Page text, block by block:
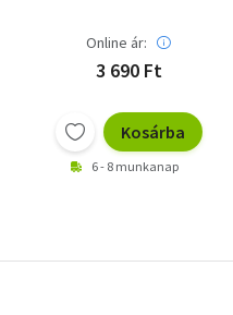
gyakorlatban 36.)
Online ár:
3 690 Ft
Kosárba
6 - 8 munkanap